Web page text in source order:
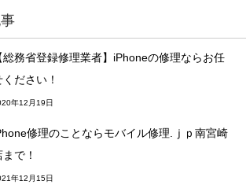
総務省登録修理業者】iPhoneの修理ならお任
ください！
年12月19日
修理のことならモバイル修理.ｊｐ南宮崎
まで！
年12月15日